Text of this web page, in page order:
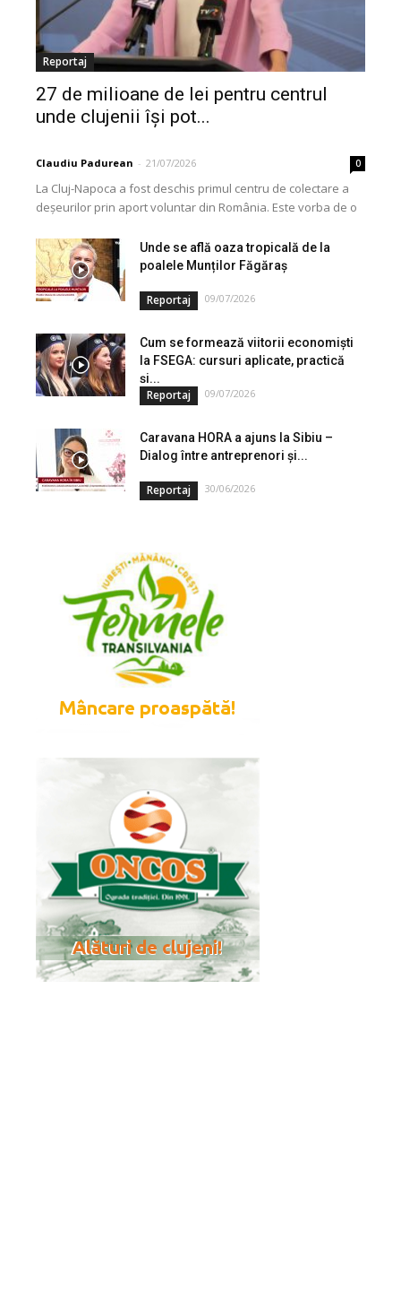
Reportaj
27 de milioane de lei pentru centrul
unde clujenii își pot...
Claudiu Padurean - 21/07/2026 0
La Cluj-Napoca a fost deschis primul centru de colectare a
deșeurilor prin aport voluntar din România. Este vorba de o
Unde se află oaza tropicală de la
poalele Munților Făgăraș
Reportaj 09/07/2026
Cum se formează viitorii economiști
la FSEGA: cursuri aplicate, practică
și...
Reportaj 09/07/2026
Caravana HORA a ajuns la Sibiu –
Dialog între antreprenori și...
Reportaj 30/06/2026